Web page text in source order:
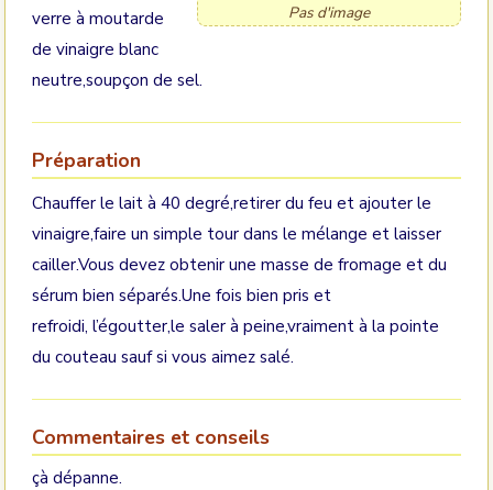
Pas d'image
verre à moutarde
de vinaigre blanc
neutre,soupçon de sel.
Préparation
Chauffer le lait à 40 degré,retirer du feu et ajouter le
vinaigre,faire un simple tour dans le mélange et laisser
cailler.Vous devez obtenir une masse de fromage et du
sérum bien séparés.Une fois bien pris et
refroidi, l’égoutter,le saler à peine,vraiment à la pointe
du couteau sauf si vous aimez salé.
Commentaires et conseils
çà dépanne.